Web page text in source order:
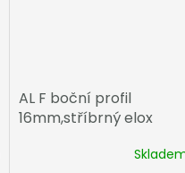
AL F boční profil
16mm,stříbrný elox